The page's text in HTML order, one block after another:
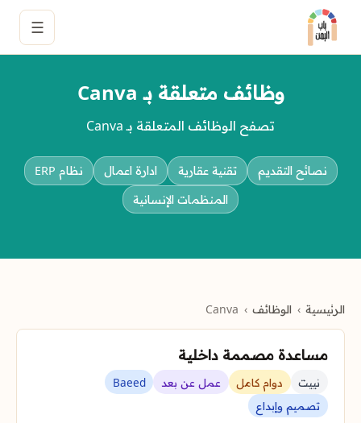
☰
وظائف متعلقة بـ Canva
تصفح الوظائف المتعلقة بـ Canva
نصائح التقديم تقنية عقارية ادارة اعمال
نظام ERP
المنظمات الإنسانية
الرئيسية الوظائف Canva
مساعدة مصممة داخلية
نييت دوام كامل عمل عن بعد
Baeed
تصميم وإبداع